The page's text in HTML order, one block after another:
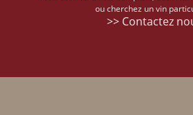
ou cherchez un vin
>> Contactez